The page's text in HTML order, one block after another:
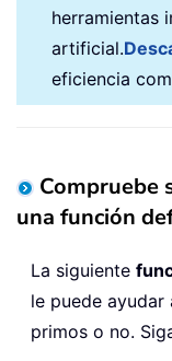
herramientas
artificial.
eficiencia
Compruebe
una función
La siguiente
le puede
primos o no.